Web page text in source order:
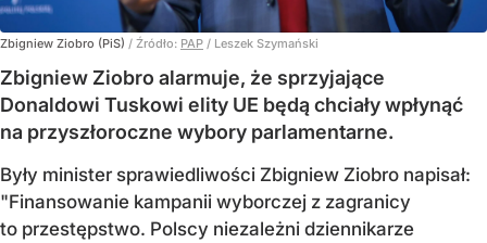
Zbigniew Ziobro (PiS) / Źródło: PAP / Leszek Szymański
Zbigniew Ziobro alarmuje, że sprzyjające
Donaldowi Tuskowi elity UE będą chciały wpłynąć
na przyszłoroczne wybory parlamentarne.
Były minister sprawiedliwości Zbigniew Ziobro napisał:
"Finansowanie kampanii wyborczej z zagranicy
to przestępstwo. Polscy niezależni dziennikarze